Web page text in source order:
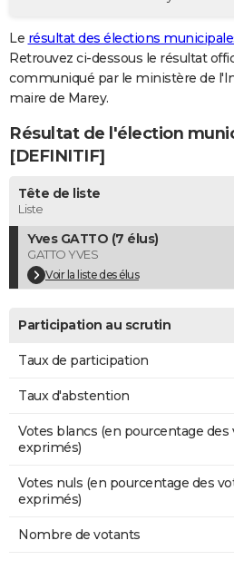
GUIDES D'ACHAT
BONS PLANS
CARTE DE VOEUX
Carte de Noël
Carte Bonne année
Carte Saint-Valentin
Carte Pâques
Carte d'anniversaire
DICTIONNAIRE
Dictionnaire
Biographies
Citations
Expressions
Proverbes
PROGRAMME TV
COPAINS D'AVANT
S'inscrire
Se connecter
Lycées
Collèges
Primaires
Universités
Entreprises
Service militaire
Avis de recherche
AVIS DE DÉCÈS
FORUM
Le résultat des élections
Retrouvez ci-dessous le résultat
communiqué par le ministère de
maire de Marey.
Résultat de l'élection
[DEFINITIF]
Tête de liste
Liste
Yves GATTO (7 élus)
GATTO YVES
Voir la liste des élus
Participation au scrutin
Taux de participation
Taux d'abstention
Votes blancs (en pourcentage des
exprimés)
Votes nuls (en pourcentage des
exprimés)
Nombre de votants